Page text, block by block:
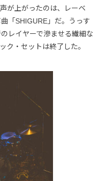
が上がったのは、レーベ
「SHIGURE」だ。うっす
レイヤーで滲ませる繊細な
ク・セットは終了した。